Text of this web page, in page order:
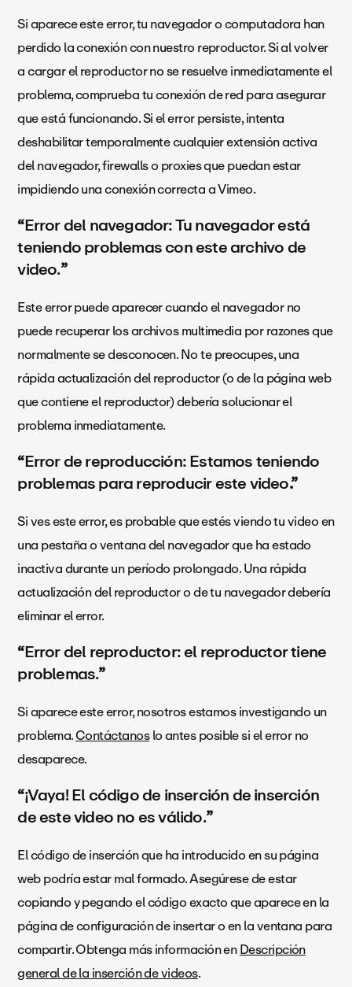
Si aparece este error, tu navegador o computadora han
perdido la conexión con nuestro reproductor. Si al volver
a cargar el reproductor no se resuelve inmediatamente el
problema, comprueba tu conexión de red para asegurar
que está funcionando. Si el error persiste, intenta
deshabilitar temporalmente cualquier extensión activa
del navegador, firewalls o proxies que puedan estar
impidiendo una conexión correcta a Vimeo.
“Error del navegador: Tu navegador está
teniendo problemas con este archivo de
video.”
Este error puede aparecer cuando el navegador no
puede recuperar los archivos multimedia por razones que
normalmente se desconocen. No te preocupes, una
rápida actualización del reproductor (o de la página web
que contiene el reproductor) debería solucionar el
problema inmediatamente.
“Error de reproducción: Estamos teniendo
problemas para reproducir este video.”
Si ves este error, es probable que estés viendo tu video en
una pestaña o ventana del navegador que ha estado
inactiva durante un período prolongado. Una rápida
actualización del reproductor o de tu navegador debería
eliminar el error.
“Error del reproductor: el reproductor tiene
problemas.”
Si aparece este error, nosotros estamos investigando un
problema.Contáctanoslo antes posible si el error no
desaparece.
“¡Vaya! El código de inserción de inserción
de este video no es válido.”
El código de inserción que ha introducido en su página
web podría estar mal formado. Asegúrese de estar
copiando y pegando el código exacto que aparece en la
página de configuración de insertar o en la ventana para
compartir. Obtenga más información enDescripción
general de la inserción de videos.